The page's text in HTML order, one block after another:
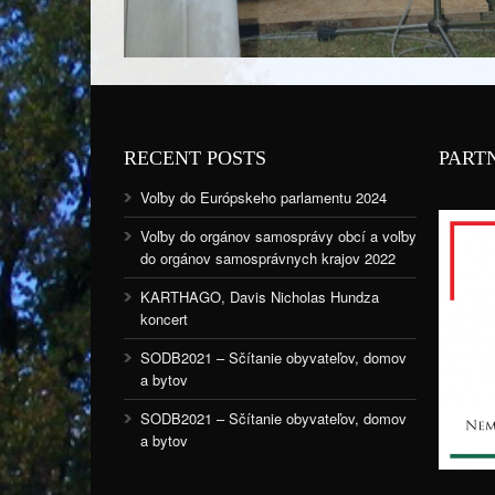
RECENT POSTS
Voľby do Európskeho parlamentu 2024
Voľby do orgánov samosprávy obcí a voľby
do orgánov samosprávnych krajov 2022
KARTHAGO, Davis Nicholas Hundza
koncert
SODB2021 – Sčítanie obyvateľov, domov
a bytov
SODB2021 – Sčítanie obyvateľov, domov
a bytov